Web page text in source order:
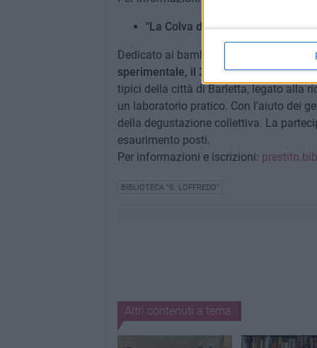
"La Colva di Barletta: dolce
Dedicato ai bambini e alle rispettive
sperimentale, il 31 ottobre alle ore 17,
tipici della città di Barletta, legato alla
un laboratorio pratico. Con l'aiuto dei
della degustazione collettiva. La
esaurimento posti.
Per informazioni e iscrizioni:
BIBLIOTECA "S. LOFFREDO"
Altri contenuti a tema